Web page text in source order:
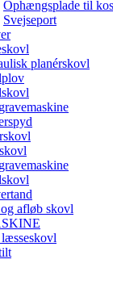
Ophængsplade til
Svejseport
planérskovl
afløb skovl